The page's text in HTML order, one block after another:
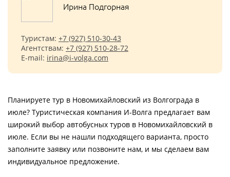
Ирина Подгорная
Туристам: +7 (927) 510-30-43
Агентствам: +7 (927) 510-28-72
E-mail: irina@i-volga.com
Планируете тур в Новомихайловский из Волгограда в
июле? Туристическая компания И-Волга предлагает вам
широкий выбор автобусных туров в Новомихайловский в
июле. Если вы не нашли подходящего варианта, просто
заполните заявку или позвоните нам, и мы сделаем вам
индивидуальное предложение.